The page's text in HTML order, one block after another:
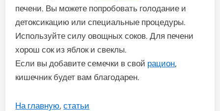
печени. Вы можете попробовать голодание и
детоксикацию или специальные процедуры.
Используйте силу овощных соков. Для печени
хорош сок из яблок и свеклы.
Если вы добавите семечки в свой рацион,
кишечник будет вам благодарен.
На главную,статьи